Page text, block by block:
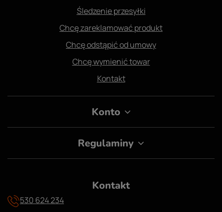
Śledzenie przesyłki
Chcę zareklamować produkt
Chcę odstąpić od umowy
Chcę wymienić towar
Kontakt
Konto
Regulaminy
Kontakt
530 624 234